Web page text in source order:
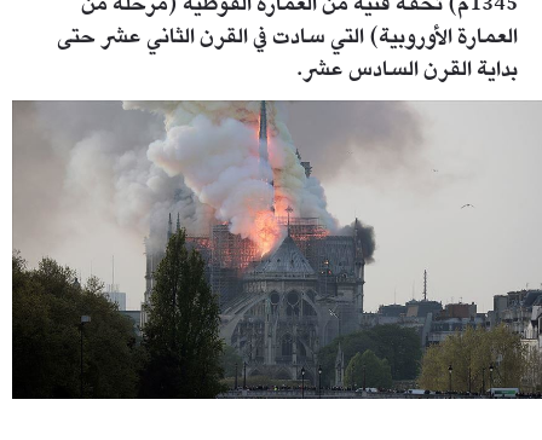
العمارة الأوروبية) التي سادت في القرن الثاني عشر حتى
بداية القرن السادس عشر.